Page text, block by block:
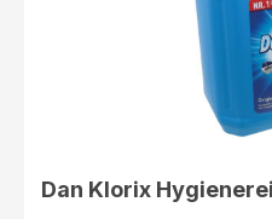
Dan Klorix